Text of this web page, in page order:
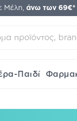
Μέλη, άνω των 69€*
Παιδί